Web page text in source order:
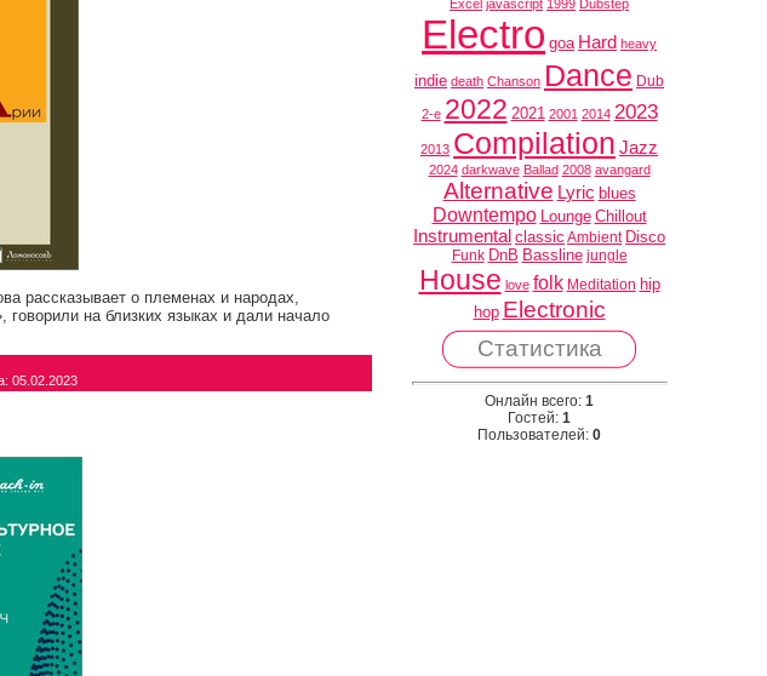
рассказывает о племенах и народах,
на близких языках и дали начало
05.02.2023
Excel javascript 1999 Dubstep
Electro goa Hard heavy
indie death Chanson Dance Dub
2-е 2022 2021 2001 2014 2023
2013 Compilation Jazz
2024 darkwave Ballad 2008 avangard
Alternative Lyric blues
Downtempo Lounge Chillout
Instrumental classic Ambient Disco
Funk DnB Bassline jungle
House love folk Meditation hip
hop Electronic
Статистика
Онлайн всего: 1
Гостей: 1
Пользователей: 0